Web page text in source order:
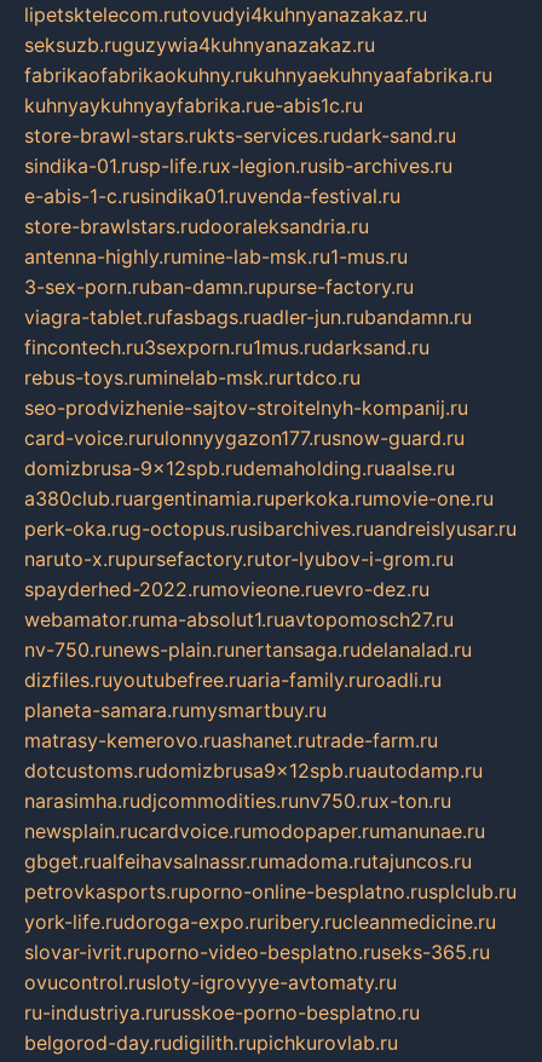
lipetsktelecom.rutovudyi4kuhnyanazakaz.ru
seksuzb.ruguzywia4kuhnyanazakaz.ru
fabrikaofabrikaokuhny.rukuhnyaekuhnyaafabrika.ru
kuhnyaykuhnyayfabrika.rue-abis1c.ru
store-brawl-stars.rukts-services.rudark-sand.ru
sindika-01.rusp-life.rux-legion.rusib-archives.ru
e-abis-1-c.rusindika01.ruvenda-festival.ru
store-brawlstars.rudooraleksandria.ru
antenna-highly.rumine-lab-msk.ru1-mus.ru
3-sex-porn.ruban-damn.rupurse-factory.ru
viagra-tablet.rufasbags.ruadler-jun.rubandamn.ru
fincontech.ru3sexporn.ru1mus.rudarksand.ru
rebus-toys.ruminelab-msk.rurtdco.ru
seo-prodvizhenie-sajtov-stroitelnyh-kompanij.ru
card-voice.rurulonnyygazon177.rusnow-guard.ru
domizbrusa-9x12spb.rudemaholding.ruaalse.ru
a380club.ruargentinamia.ruperkoka.rumovie-one.ru
perk-oka.rug-octopus.rusibarchives.ruandreislyusar.ru
naruto-x.rupursefactory.rutor-lyubov-i-grom.ru
spayderhed-2022.rumovieone.ruevro-dez.ru
webamator.ruma-absolut1.ruavtopomosch27.ru
nv-750.runews-plain.runertansaga.rudelanalad.ru
dizfiles.ruyoutubefree.ruaria-family.ruroadli.ru
planeta-samara.rumysmartbuy.ru
matrasy-kemerovo.ruashanet.rutrade-farm.ru
dotcustoms.rudomizbrusa9x12spb.ruautodamp.ru
narasimha.rudjcommodities.runv750.rux-ton.ru
newsplain.rucardvoice.rumodopaper.rumanunae.ru
gbget.rualfeihavsalnassr.rumadoma.rutajuncos.ru
petrovkasports.ruporno-online-besplatno.rusplclub.ru
york-life.rudoroga-expo.ruribery.rucleanmedicine.ru
slovar-ivrit.ruporno-video-besplatno.ruseks-365.ru
ovucontrol.rusloty-igrovyye-avtomaty.ru
ru-industriya.rurusskoe-porno-besplatno.ru
belgorod-day.rudigilith.rupichkurovlab.ru